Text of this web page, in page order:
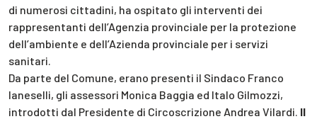
di numerosi cittadini, ha ospitato gli interventi dei
rappresentanti dell’Agenzia provinciale per la protezione
dell’ambiente e dell’Azienda provinciale per i servizi
sanitari.
Da parte del Comune, erano presenti il Sindaco Franco
Ianeselli, gli assessori Monica Baggia ed Italo Gilmozzi,
introdotti dal Presidente di Circoscrizione Andrea Vilardi. Il